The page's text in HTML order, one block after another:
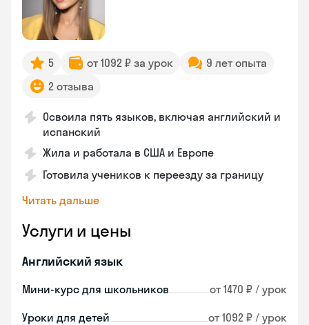
5 от 1092 ₽ за урок
9 лет опыта
2 отзыва
Освоила пять языков, включая английский и
испанский
Жила и работала в США и Европе
Готовила учеников к переезду за границу
Читать дальше
Услуги и цены
Английский язык
Мини-курс для школьников от 1470 ₽ / урок
Уроки для детей от 1092 ₽ / урок